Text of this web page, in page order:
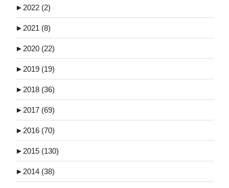
► 2022 (2)
► 2021 (8)
► 2020 (22)
► 2019 (19)
► 2018 (36)
► 2017 (69)
► 2016 (70)
► 2015 (130)
► 2014 (38)